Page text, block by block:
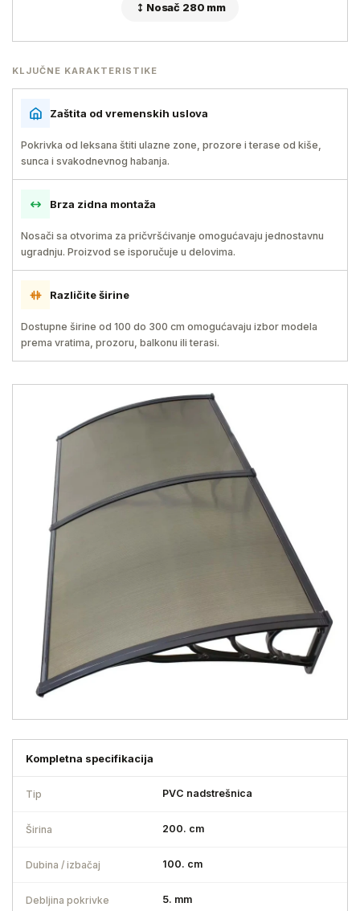
Nosač 280 mm
KLJUČNE KARAKTERISTIKE
Zaštita od vremenskih uslova
Pokrivka od leksana štiti ulazne zone, prozore i terase od kiše,
sunca i svakodnevnog habanja.
Brza zidna montaža
Nosači sa otvorima za pričvršćivanje omogućavaju jednostavnu
ugradnju. Proizvod se isporučuje u delovima.
Različite širine
Dostupne širine od 100 do 300 cm omogućavaju izbor modela
prema vratima, prozoru, balkonu ili terasi.
Kompletna specifikacija
Tip PVC nadstrešnica
Širina 200. cm
Dubina / izbačaj 100. cm
Debljina pokrivke 5. mm